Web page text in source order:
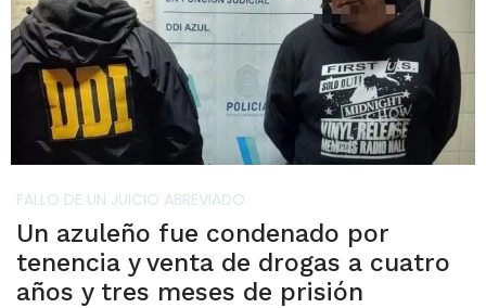
FALLO DE UN JUICIO ABREVIADO
Un azuleño fue condenado por
tenencia y venta de drogas a cuatro
años y tres meses de prisión